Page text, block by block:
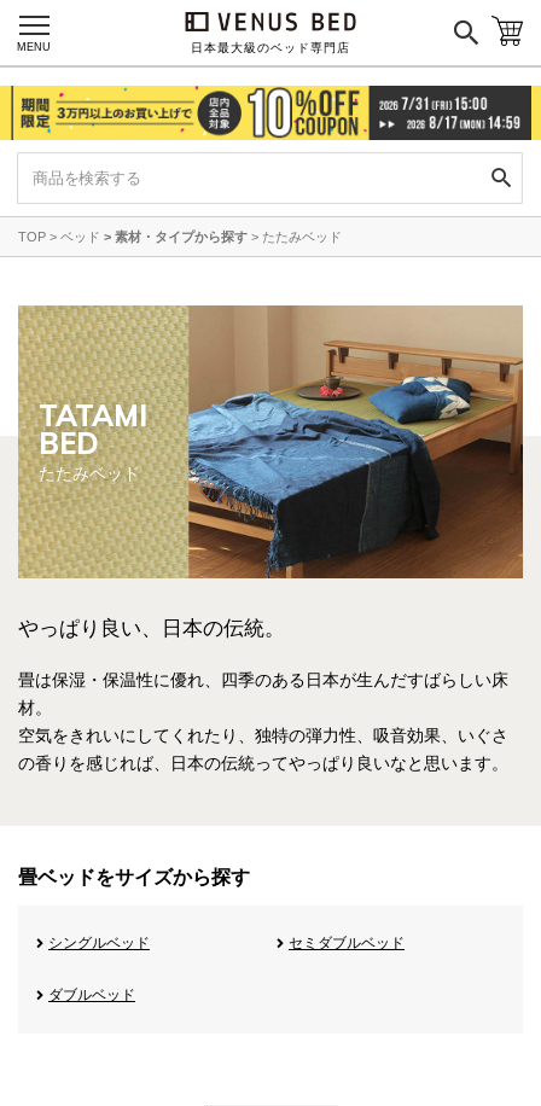
日本最大級のベッド専門店
MENU
TOP ベッド 素材・タイプから探す たたみベッド
TATAMI
BED
たたみベッド
やっぱり良い、日本の伝統。
畳は保湿・保温性に優れ、四季のある日本が生んだすばらしい床
材。
空気をきれいにしてくれたり、独特の弾力性、吸音効果、いぐさ
の香りを感じれば、
日本の伝統ってやっぱり良いなと思います。
畳ベッドをサイズから探す
シングルベッド セミダブルベッド
ダブルベッド